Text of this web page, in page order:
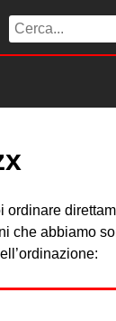
abbiamo